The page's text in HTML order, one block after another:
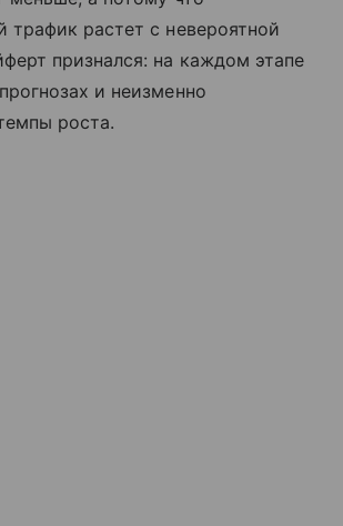
трафик растет с невероятной
признался: на каждом этапе
и неизменно
роста.